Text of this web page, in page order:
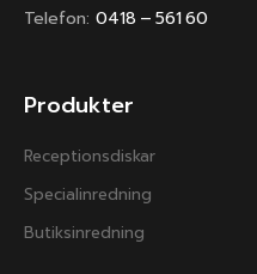
Telefon: 0418 – 561 60
Produkter
Receptionsdiskar
Specialinredning
Butiksinredning